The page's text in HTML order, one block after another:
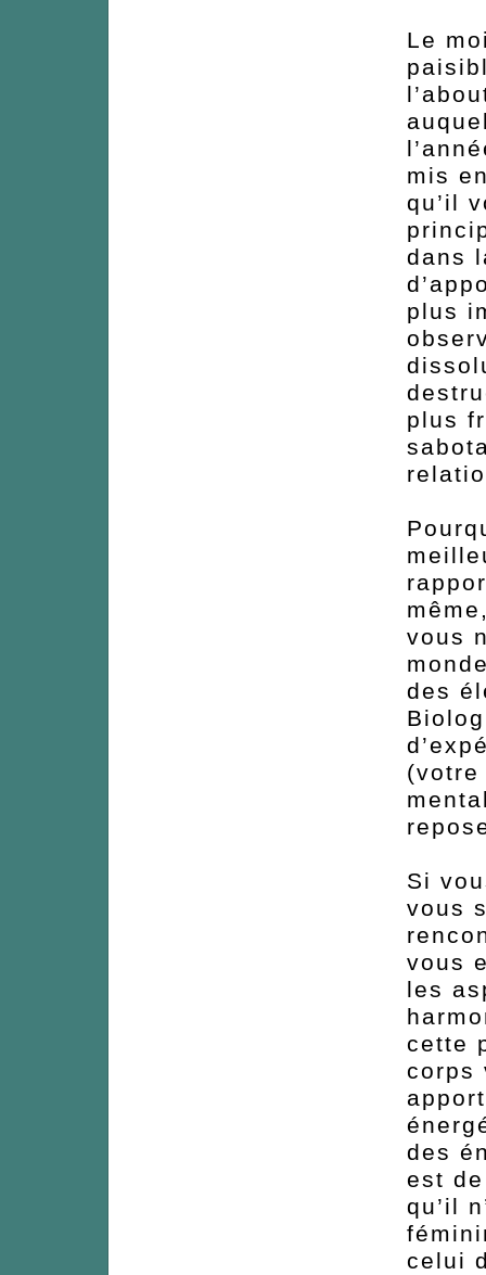
Le
mis
qu’il
dans
plus
plus
vous
des
Si
vous
vous
les
cette
corps
des
est
qu’il
celui